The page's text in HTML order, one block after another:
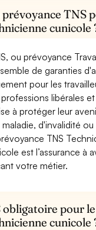
prévoyance TNS
cunicole
ou prévoyance
de garanties
pour les
libérales
à protéger leur
d'invalidité
TNS
est l’assurance à
votre métier.
obligatoire pour
cunicole